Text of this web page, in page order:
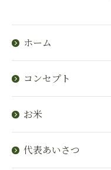
ホーム
コンセプト
お米
代表あいさつ